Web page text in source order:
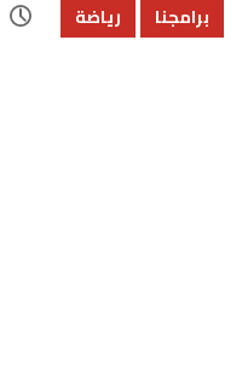
برامجنا رياضة